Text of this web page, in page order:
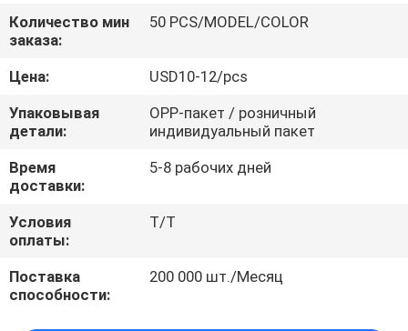
КОНТРОЛЬ
КАЧЕСТВА
СВЯЖИТЕСЬ
С
НАМИ
НОВОСТИ
СЛУЧАИ
Количество мин
заказа:
50 PCS/MODEL/COLOR
Цена:
USD10-12/pcs
Упаковывая
детали:
OPP-пакет / розничный
индивидуальный пакет
Время
доставки:
5-8 рабочих дней
Условия
оплаты:
Т/Т
Поставка
способности:
200 000 шт./Месяц